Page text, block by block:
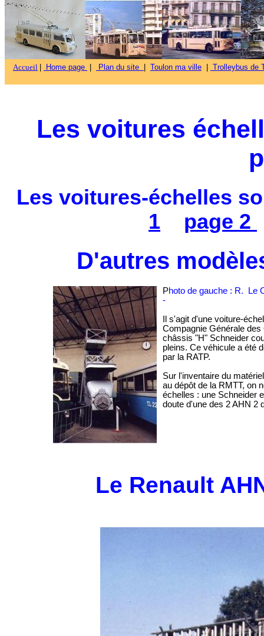
Accueil Home page Plan du site Toulon ma ville Trolleybus de
Les voitures
Les voitures-échelles
1
page 2
D'autres
Photo de gauche : R. Le
-
Il s'agit d'une voiture-
Compagnie Générale
châssis "H" Schneider
pleins. Ce véhicule a été
par la RATP.
Sur l'inventaire du
au dépôt de la RMTT, on
échelles : une Schneider
doute d'une des 2 AHN 2
Le Renault